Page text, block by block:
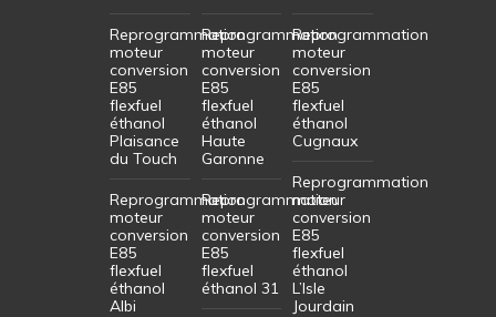
Reprogrammation
moteur
conversion
E85
flexfuel
éthanol
Plaisance
du Touch
Reprogrammation
moteur
conversion
E85
flexfuel
éthanol
Albi
Reprogrammation
moteur
conversion
E85
flexfuel
éthanol
Haute
Garonne
Reprogrammation
moteur
conversion
E85
flexfuel
éthanol 31
Reprogrammation
moteur
conversion
E85
flexfuel
éthanol
Cugnaux
Reprogrammation
moteur
conversion
E85
flexfuel
éthanol
L’Isle
Jourdain